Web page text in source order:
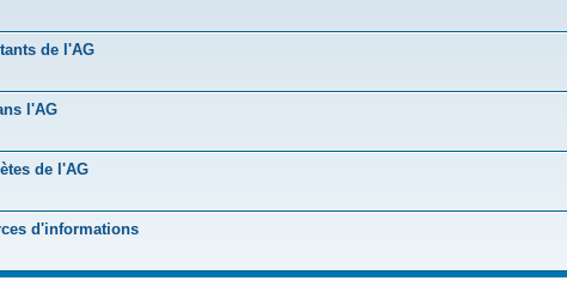
de l'AG
l'AG
de l'AG
d'informations